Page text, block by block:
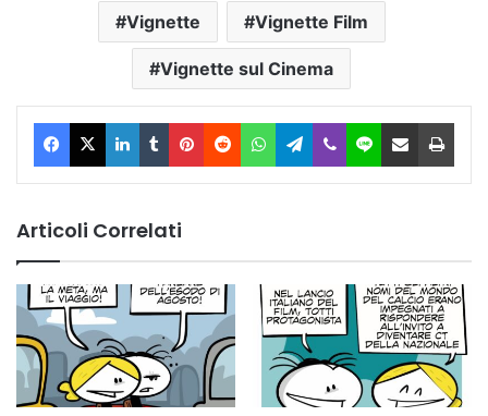
Vignette Vignette Film
Vignette sul Cinema
Facebook
X LinkedIn
TumblrPinterest
RedditWhatsAppTelegram
ViberLine Condividi via Email
Articoli Correlati